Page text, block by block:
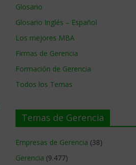
Glosario
Glosario Inglés – Español
Los mejores MBA
Firmas de Gerencia
Formación de Gerencia
Todos los Temas
Temas de Gerencia
Empresas de Gerencia (38)
Gerencia (9.477)